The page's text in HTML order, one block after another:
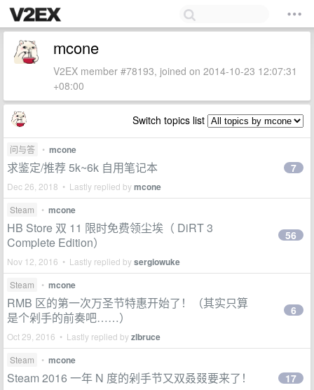
mcone
V2EX member #78193, joined on 2014-10-23 12:07:31
+08:00
Switch topics list
问与答 • mcone
求鉴定/推荐 5k~6k 自用笔记本
Dec 26, 2018 • Lastly replied bymcone
7
Steam • mcone
HB Store 双 11 限时免费领尘埃（ DiRT 3
Complete Edition）
Nov 12, 2016 • Lastly replied bysergiowuke
56
Steam • mcone
RMB 区的第一次万圣节特惠开始了！（其实只算
是个剁手的前奏吧……）
Oct 29, 2016 • Lastly replied byzlbruce
6
Steam • mcone
Steam 2016 一年 N 度的剁手节又双叒叕要来了！ 17